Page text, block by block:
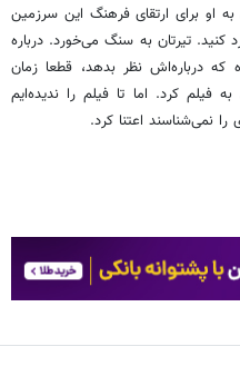
او برای ارتقای فرهنگ این سرزمین
کنید. تیرتان به سنگ می‌خورد. درباره
درباره‌اش نظر بدهد، قطعا زمان
فیلم کرد. اما تا فیلم را ندیده‌ایم
نمی‌شناسند اعتنا کرد.